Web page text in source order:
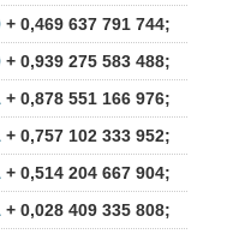
+ 0,469 637 791 744;
+ 0,939 275 583 488;
+ 0,878 551 166 976;
+ 0,757 102 333 952;
+ 0,514 204 667 904;
+ 0,028 409 335 808;